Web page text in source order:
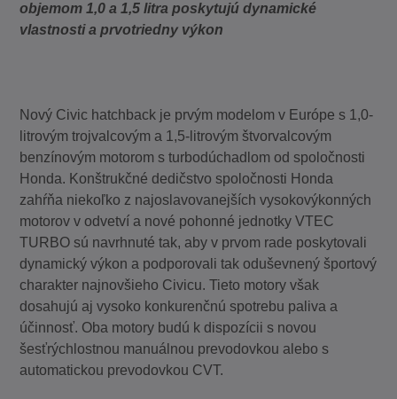
objemom 1,0 a 1,5 litra poskytujú dynamické
vlastnosti a prvotriedny výkon
Nový Civic hatchback je prvým modelom v Európe s 1,0-
litrovým trojvalcovým a 1,5-litrovým štvorvalcovým
benzínovým motorom s turbodúchadlom od spoločnosti
Honda. Konštrukčné dedičstvo spoločnosti Honda
zahŕňa niekoľko z najoslavovanejších vysokovýkonných
motorov v odvetví a nové pohonné jednotky VTEC
TURBO sú navrhnuté tak, aby v prvom rade poskytovali
dynamický výkon a podporovali tak oduševnený športový
charakter najnovšieho Civicu. Tieto motory však
dosahujú aj vysoko konkurenčnú spotrebu paliva a
účinnosť. Oba motory budú k dispozícii s novou
šesťrýchlostnou manuálnou prevodovkou alebo s
automatickou prevodovkou CVT.